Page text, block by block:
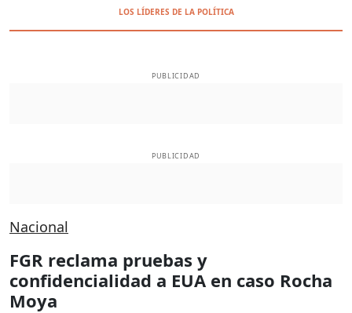
LOS LÍDERES DE LA POLÍTICA
PUBLICIDAD
PUBLICIDAD
Nacional
FGR reclama pruebas y
confidencialidad a EUA en caso Rocha
Moya